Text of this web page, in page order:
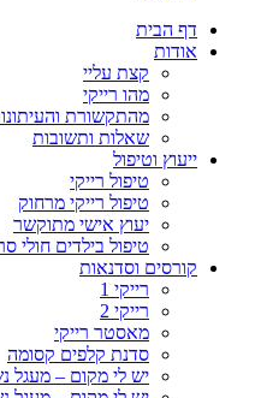
דף הבית
אודות
קצת עליי
מהו רייקי
מהתקשורת
שאלות ותשובות
ייעוץ וטיפול
טיפול רייקי
טיפול רייקי מרחוק
יעוץ אישי מתוקשר
טיפול בילדים חולי
קורסים וסדנאות
רייקי 1
רייקי 2
מאסטר רייקי
סדנת קלפים קסומה
יש לי מקום – מעגל